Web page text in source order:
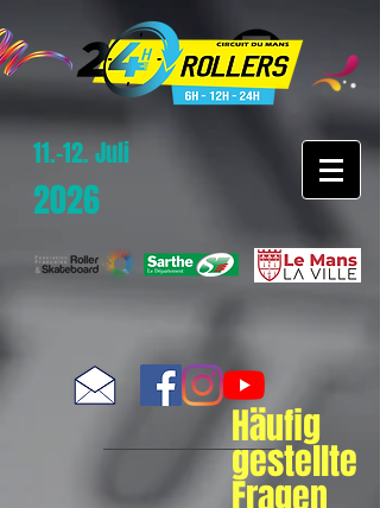
11.-12. Juli
2026
Häufig
gestellte
Fragen